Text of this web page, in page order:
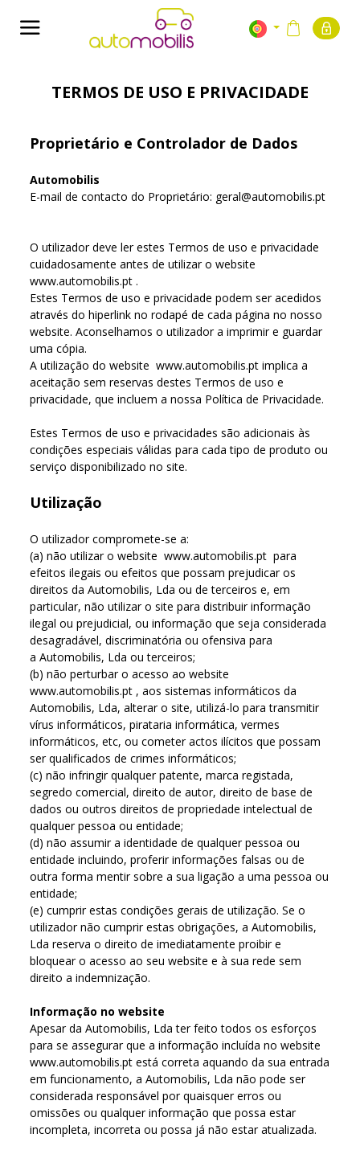
TERMOS DE USO E PRIVACIDADE
Proprietário e Controlador de Dados
Automobilis
E-mail de contacto do Proprietário: geral@automobilis.pt
O utilizador deve ler estes Termos de uso e privacidade
cuidadosamente antes de utilizar o website
www.automobilis.pt .
Estes Termos de uso e privacidade podem ser acedidos
através do hiperlink no rodapé de cada página no nosso
website. Aconselhamos o utilizador a imprimir e guardar
uma cópia.
A utilização do website www.automobilis.pt implica a
aceitação sem reservas destes Termos de uso e
privacidade, que incluem a nossa Política de Privacidade.
Estes Termos de uso e privacidades são adicionais às
condições especiais válidas para cada tipo de produto ou
serviço disponibilizado no site.
Utilização
O utilizador compromete-se a:
(a) não utilizar o website www.automobilis.pt para
efeitos ilegais ou efeitos que possam prejudicar os
direitos da Automobilis, Lda ou de terceiros e, em
particular, não utilizar o site para distribuir informação
ilegal ou prejudicial, ou informação que seja considerada
desagradável, discriminatória ou ofensiva para
a Automobilis, Lda ou terceiros;
(b) não perturbar o acesso ao website
www.automobilis.pt , aos sistemas informáticos da
Automobilis, Lda, alterar o site, utilizá-lo para transmitir
vírus informáticos, pirataria informática, vermes
informáticos, etc, ou cometer actos ilícitos que possam
ser qualificados de crimes informáticos;
(c) não infringir qualquer patente, marca registada,
segredo comercial, direito de autor, direito de base de
dados ou outros direitos de propriedade intelectual de
qualquer pessoa ou entidade;
(d) não assumir a identidade de qualquer pessoa ou
entidade incluindo, proferir informações falsas ou de
outra forma mentir sobre a sua ligação a uma pessoa ou
entidade;
(e) cumprir estas condições gerais de utilização. Se o
utilizador não cumprir estas obrigações, a Automobilis,
Lda reserva o direito de imediatamente proibir e
bloquear o acesso ao seu website e à sua rede sem
direito a indemnização.
Informação no website
Apesar da Automobilis, Lda ter feito todos os esforços
para se assegurar que a informação incluída no website
www.automobilis.pt está correta aquando da sua entrada
em funcionamento, a Automobilis, Lda não pode ser
considerada responsável por quaisquer erros ou
omissões ou qualquer informação que possa estar
incompleta, incorreta ou possa já não estar atualizada.